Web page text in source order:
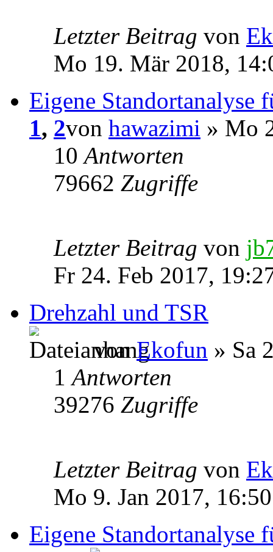
Letzter Beitrag von
Mo 19. Mär 2018,
Eigene Standortanalyse
1, 2von hawazimi » Mo
10Antworten
79662 Zugriffe
Letzter Beitrag von
Fr 24. Feb 2017,
Drehzahl und TSR
vonEkofun » Sa
1Antworten
39276 Zugriffe
Letzter Beitrag von
Mo 9. Jan 2017, 16:50
Eigene Standortanalyse